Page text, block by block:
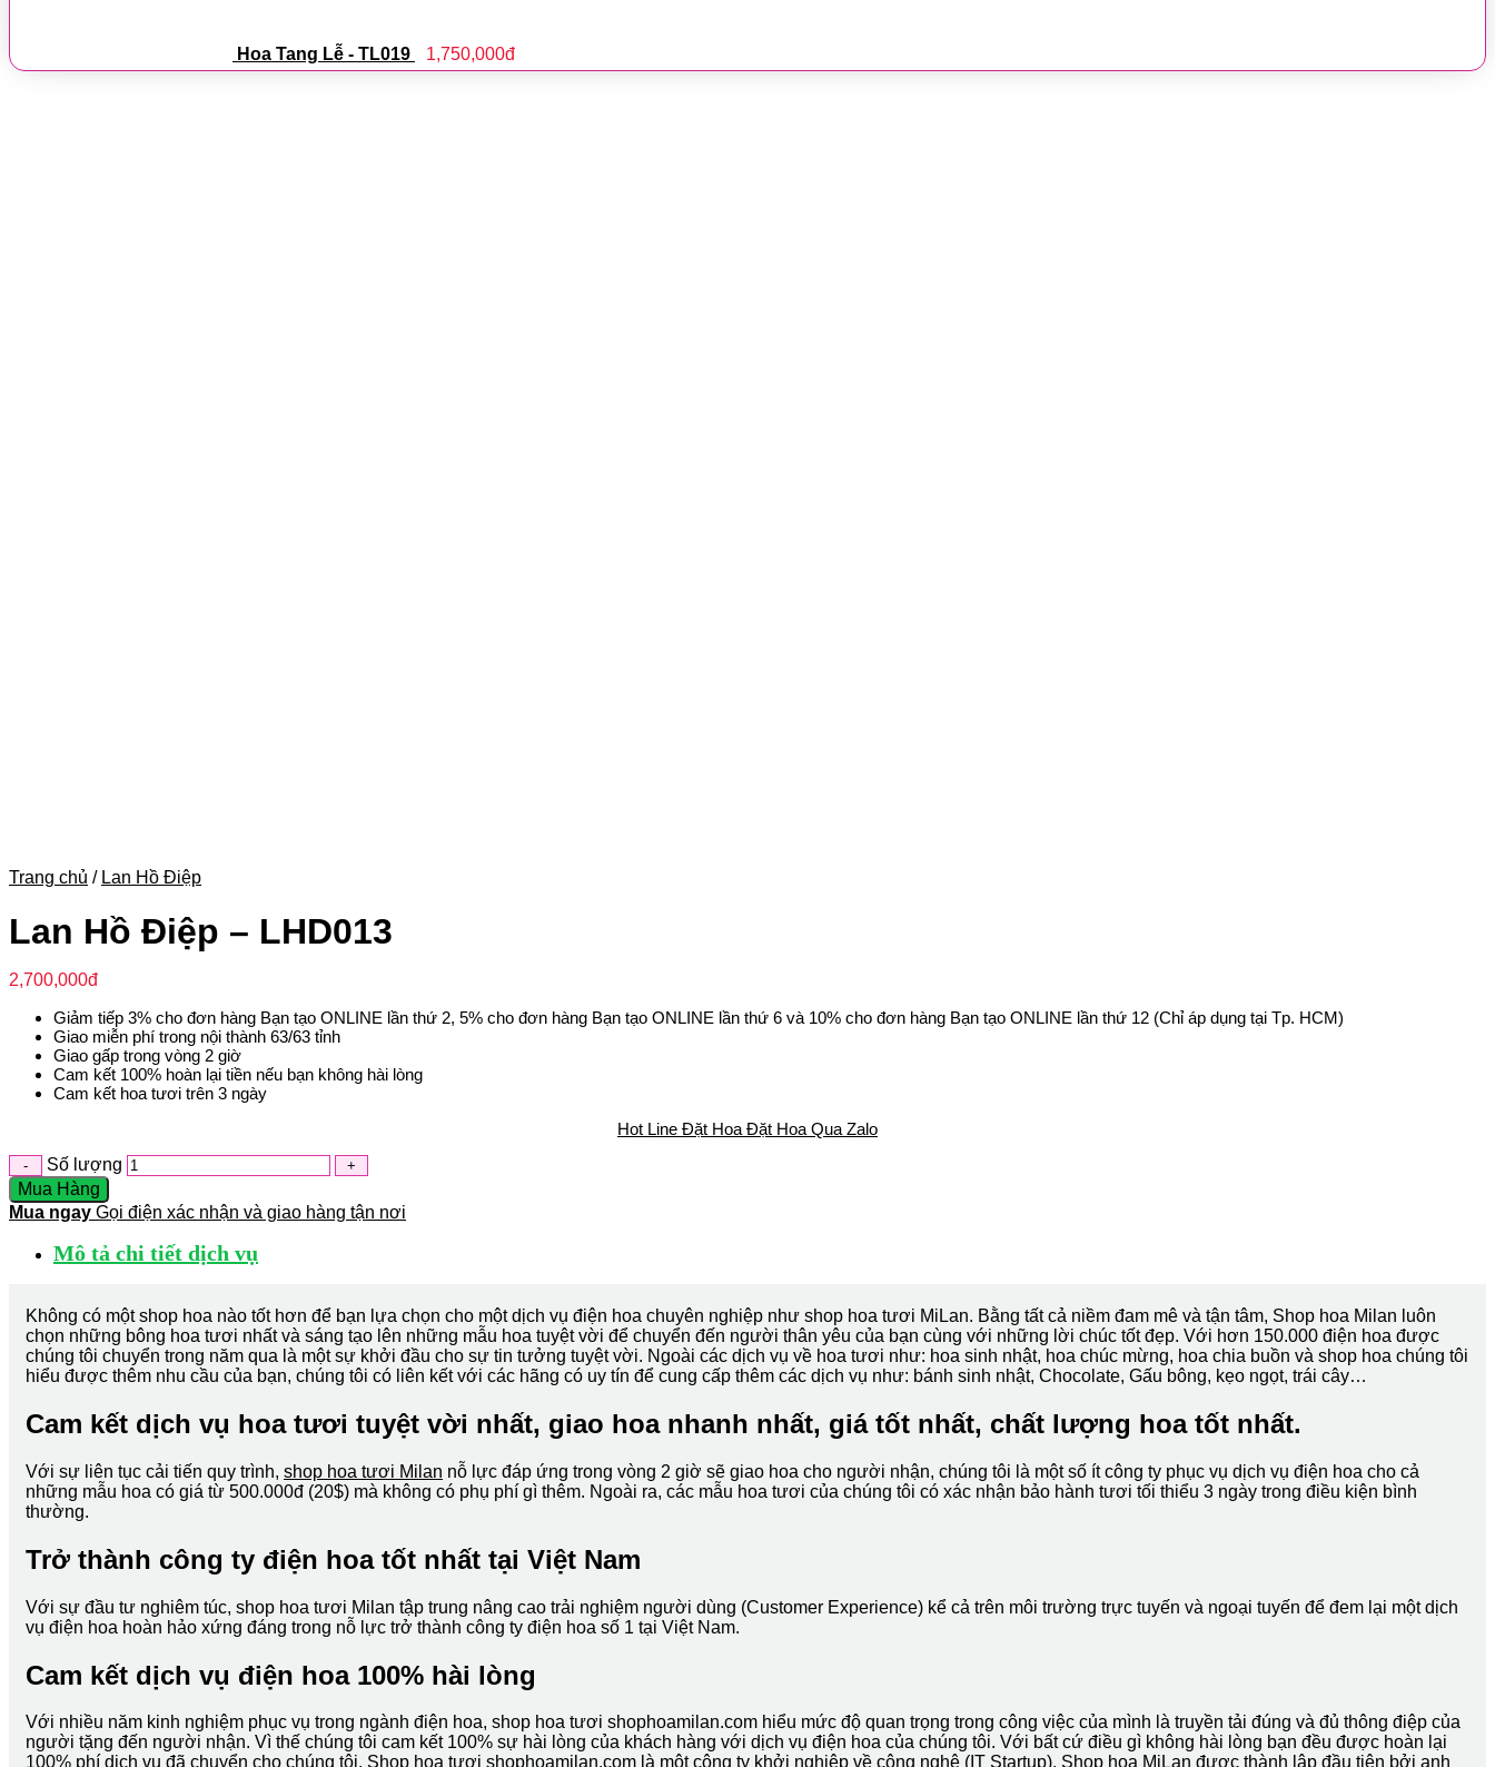
Hoa Tang Lễ - TL019 1,750,000đ
Trang chủ / Lan Hồ Điệp
Lan Hồ Điệp – LHD013
2,700,000đ
Giảm tiếp 3% cho đơn hàng Bạn tạo ONLINE lần thứ 2, 5% cho đơn hàng Bạn tạo ONLINE lần thứ 6 và 10% cho đơn hàng Bạn tạo ONLINE lần thứ 12 (Chỉ áp dụng tại Tp. HCM)
Giao miễn phí trong nội thành 63/63 tỉnh
Giao gấp trong vòng 2 giờ
Cam kết 100% hoàn lại tiền nếu bạn không hài lòng
Cam kết hoa tươi trên 3 ngày
Hot Line Đặt Hoa Đặt Hoa Qua Zalo
Số lượng
Mua Hàng
Mua ngay Gọi điện xác nhận và giao hàng tận nơi
Mô tả chi tiết dịch vụ
Không có một shop hoa nào tốt hơn để bạn lựa chọn cho một dịch vụ điện hoa chuyên nghiệp như shop hoa tươi MiLan. Bằng tất cả niềm đam mê và tận tâm, Shop hoa Milan luôn
chọn những bông hoa tươi nhất và sáng tạo lên những mẫu hoa tuyệt vời để chuyển đến người thân yêu của bạn cùng với những lời chúc tốt đẹp. Với hơn 150.000 điện hoa được
chúng tôi chuyển trong năm qua là một sự khởi đầu cho sự tin tưởng tuyệt vời. Ngoài các dịch vụ về hoa tươi như: hoa sinh nhật, hoa chúc mừng, hoa chia buồn và shop hoa chúng tôi
hiểu được thêm nhu cầu của bạn, chúng tôi có liên kết với các hãng có uy tín để cung cấp thêm các dịch vụ như: bánh sinh nhật, Chocolate, Gấu bông, kẹo ngọt, trái cây…
Cam kết dịch vụ hoa tươi tuyệt vời nhất, giao hoa nhanh nhất, giá tốt nhất, chất lượng hoa tốt nhất.
Với sự liên tục cải tiến quy trình, shop hoa tươi Milan nỗ lực đáp ứng trong vòng 2 giờ sẽ giao hoa cho người nhận, chúng tôi là một số ít công ty phục vụ dịch vụ điện hoa cho cả
những mẫu hoa có giá từ 500.000đ (20$) mà không có phụ phí gì thêm. Ngoài ra, các mẫu hoa tươi của chúng tôi có xác nhận bảo hành tươi tối thiểu 3 ngày trong điều kiện bình
thường.
Trở thành công ty điện hoa tốt nhất tại Việt Nam
Với sự đầu tư nghiêm túc, shop hoa tươi Milan tập trung nâng cao trải nghiệm người dùng (Customer Experience) kể cả trên môi trường trực tuyến và ngoại tuyến để đem lại một dịch
vụ điện hoa hoàn hảo xứng đáng trong nỗ lực trở thành công ty điện hoa số 1 tại Việt Nam.
Cam kết dịch vụ điện hoa 100% hài lòng
Với nhiều năm kinh nghiệm phục vụ trong ngành điện hoa, shop hoa tươi shophoamilan.com hiểu mức độ quan trọng trong công việc của mình là truyền tải đúng và đủ thông điệp của
người tặng đến người nhận. Vì thế chúng tôi cam kết 100% sự hài lòng của khách hàng với dịch vụ điện hoa của chúng tôi. Với bất cứ điều gì không hài lòng bạn đều được hoàn lại
100% phí dịch vụ đã chuyển cho chúng tôi. Shop hoa tươi shophoamilan.com là một công ty khởi nghiệp về công nghệ (IT Startup). Shop hoa MiLan được thành lập đầu tiên bởi anh